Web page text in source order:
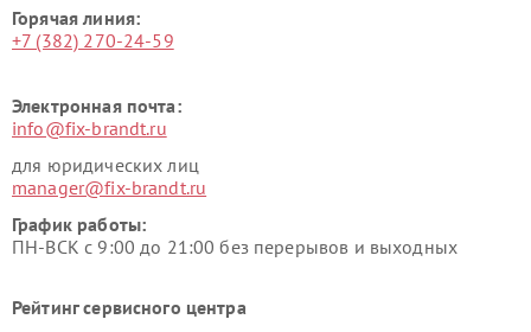
Горячая линия:
+7 (382) 270-24-59
Электронная почта:
info@fix-brandt.ru
для юридических лиц
manager@fix-brandt.ru
График работы:
ПН-ВСК с 9:00 до 21:00 без перерывов и выходных
Рейтинг сервисного центра